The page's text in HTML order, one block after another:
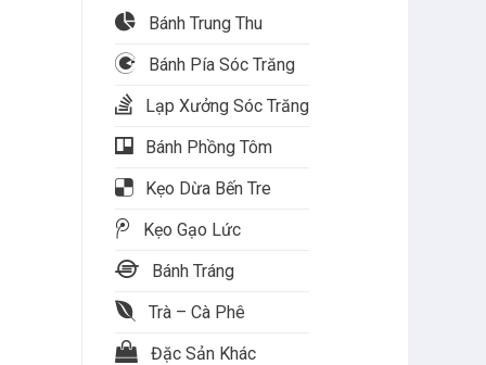
Bánh Trung Thu
Bánh Pía Sóc Trăng
Lạp Xưởng Sóc Trăng
Bánh Phồng Tôm
Kẹo Dừa Bến Tre
Kẹo Gạo Lức
Bánh Tráng
Trà – Cà Phê
Đặc Sản Khác